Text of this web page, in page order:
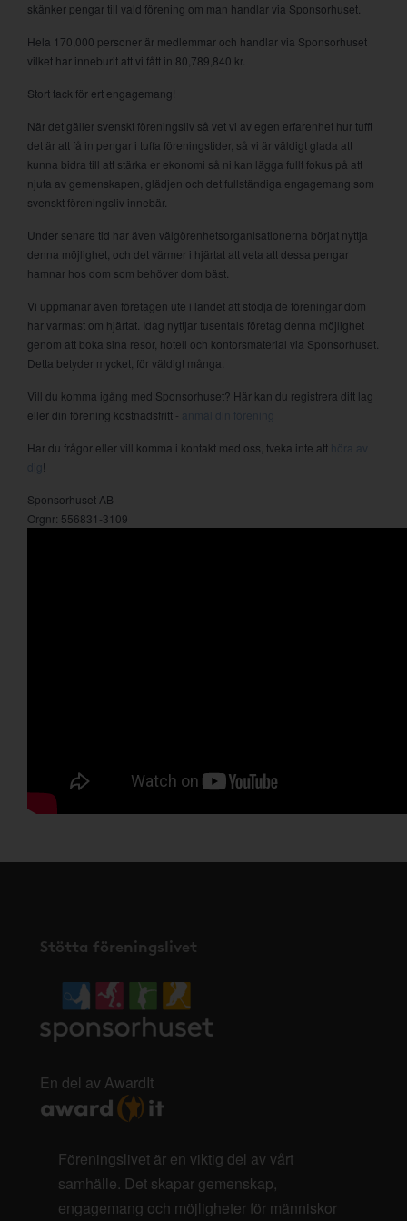
skänker pengar till vald förening om man handlar via Sponsorhuset.
Hela 170,000 personer är medlemmar och handlar via Sponsorhuset
vilket har inneburit att vi fått in 80,789,840 kr.
Stort tack för ert engagemang!
När det gäller svenskt föreningsliv så vet vi av egen erfarenhet hur tufft
det är att få in pengar i tuffa föreningstider, så vi är väldigt glada att
kunna bidra till att stärka er ekonomi så ni kan lägga fullt fokus på att
njuta av gemenskapen, glädjen och det fullständiga engagemang som
svenskt föreningsliv innebär.
Under senare tid har även välgörenhetsorganisationerna börjat nyttja
denna möjlighet, och det värmer i hjärtat att veta att dessa pengar
hamnar hos dom som behöver dom bäst.
Vi uppmanar även företagen ute i landet att stödja de föreningar dom
har varmast om hjärtat. Idag nyttjar tusentals företag denna möjlighet
genom att boka sina resor, hotell och kontorsmaterial via Sponsorhuset.
Detta betyder mycket, för väldigt många.
Vill du komma igång med Sponsorhuset? Här kan du registrera ditt lag
eller din förening kostnadsfritt -
anmäl din förening
Har du frågor eller vill komma i kontakt med oss, tveka inte att höra av
!
Sponsorhuset AB
Orgnr: 556831-3109
Stötta föreningslivet
En del av AwardIt
Föreningslivet är en viktig del av vårt
samhälle. Det skapar gemenskap,
engagemang och möjligheter för människor